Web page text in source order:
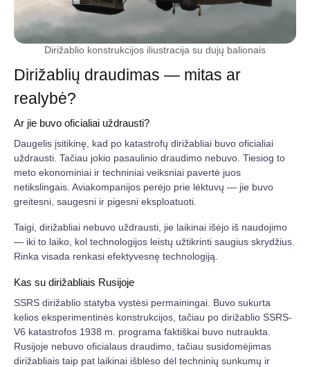
Dirižablio konstrukcijos iliustracija su dujų balionais
Dirižablių draudimas — mitas ar
realybė?
Ar jie buvo oficialiai uždrausti?
Daugelis įsitikinę, kad po katastrofų dirižabliai buvo oficialiai
uždrausti. Tačiau jokio pasaulinio draudimo nebuvo. Tiesiog to
meto ekonominiai ir techniniai veiksniai pavertė juos
netikslingais. Aviakompanijos perėjo prie lėktuvų — jie buvo
greitesni, saugesni ir pigesni eksploatuoti.
Taigi, dirižabliai nebuvo uždrausti, jie laikinai išėjo iš naudojimo
— iki to laiko, kol technologijos leistų užtikrinti saugius skrydžius.
Rinka visada renkasi efektyvesnę technologiją.
Kas su dirižabliais Rusijoje
SSRS dirižablio statyba vystėsi permainingai. Buvo sukurta
kelios eksperimentinės konstrukcijos, tačiau po dirižablio SSRS-
V6 katastrofos 1938 m. programa faktiškai buvo nutraukta.
Rusijoje nebuvo oficialaus draudimo, tačiau susidomėjimas
dirižabliais taip pat laikinai išblėso dėl techninių sunkumų ir